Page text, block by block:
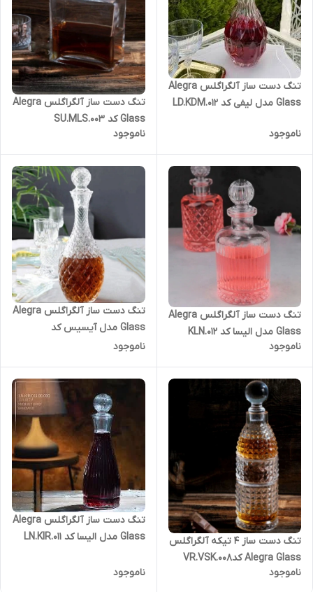
تنگ دست ساز آلگراگلس Alegra
Glass مدل لیفی کد LD.KDM.012
ناموجود
تنگ دست ساز آلگراگلس Alegra
Glass کد SU.MLS.003
ناموجود
تنگ دست ساز آلگراگلس Alegra
Glass مدل الیسا کد KLN.012
ناموجود
تنگ دست ساز آلگراگلس Alegra
Glass مدل آیسیس کد
SU.ISS.001
ناموجود
تنگ دست ساز 4 تیکه آلگراگلس
Alegra Glass کدVR.VSK.008
ناموجود
تنگ دست ساز آلگراگلس Alegra
Glass مدل الیسا کد LN.KIR.011
ناموجود